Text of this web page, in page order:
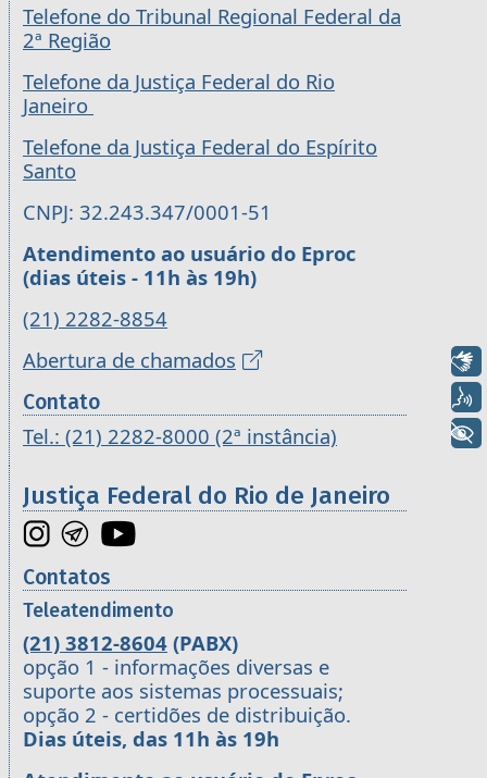
Telefone do Tribunal Regional Federal da
2ª Região
Telefone da Justiça Federal do Rio
Janeiro
Telefone da Justiça Federal do Espírito
Santo
CNPJ: 32.243.347/0001-51
Atendimento ao usuário do Eproc
(dias úteis - 11h às 19h)
(21) 2282-8854
Abertura de chamados
Contato
Tel.: (21) 2282-8000 (2ª instância)
Justiça Federal do Rio de Janeiro
Contatos
Teleatendimento
(21) 3812-8604 (PABX)
opção 1 - informações diversas e
suporte aos sistemas processuais;
opção 2 - certidões de distribuição.
Dias úteis, das 11h às 19h
+ Acessibilidade